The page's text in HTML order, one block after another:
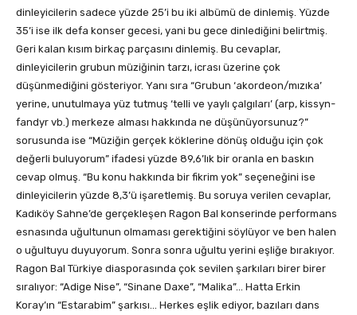
dinleyicilerin sadece yüzde 25’i bu iki albümü de dinlemiş. Yüzde
35’i ise ilk defa konser gecesi, yani bu gece dinlediğini belirtmiş.
Geri kalan kısım birkaç parçasını dinlemiş. Bu cevaplar,
dinleyicilerin grubun müziğinin tarzı, icrası üzerine çok
düşünmediğini gösteriyor. Yanı sıra “Grubun ‘akordeon/mızıka’
yerine, unutulmaya yüz tutmuş ‘telli ve yaylı çalgıları’ (arp, kissyn-
fandyr vb.) merkeze alması hakkında ne düşünüyorsunuz?”
sorusunda ise “Müziğin gerçek köklerine dönüş olduğu için çok
değerli buluyorum” ifadesi yüzde 89,6’lık bir oranla en baskın
cevap olmuş. “Bu konu hakkında bir fikrim yok” seçeneğini ise
dinleyicilerin yüzde 8,3’ü işaretlemiş. Bu soruya verilen cevaplar,
Kadıköy Sahne’de gerçekleşen Ragon Bal konserinde performans
esnasında uğultunun olmaması gerektiğini söylüyor ve ben halen
o uğultuyu duyuyorum. Sonra sonra uğultu yerini eşliğe bırakıyor.
Ragon Bal Türkiye diasporasında çok sevilen şarkıları birer birer
sıralıyor: “Adige Nise”, “Sinane Daxe”, “Malika”… Hatta Erkin
Koray’ın “Estarabim” şarkısı… Herkes eşlik ediyor, bazıları dans